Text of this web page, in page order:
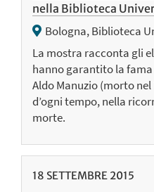
nella Biblioteca
Bologna, Biblioteca
La mostra racconta gli
hanno garantito la
Aldo Manuzio (morto
d’ogni tempo, nella
morte.
18 SETTEMBRE 2015